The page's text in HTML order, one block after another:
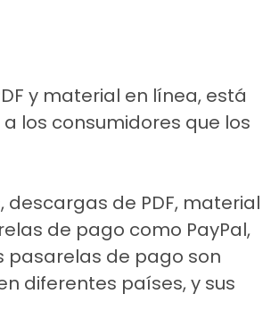
y material en línea, está
los consumidores que los
de PDF, material
de pago como PayPal,
pasarelas de pago son
diferentes países, y sus